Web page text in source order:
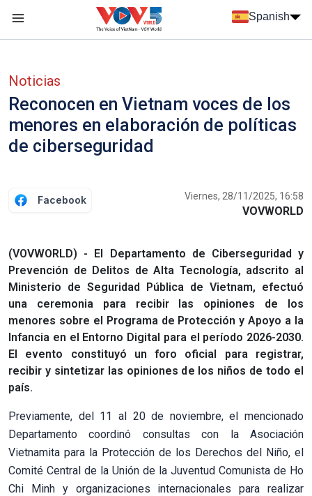
Spanish
Noticias
Reconocen en Vietnam voces de los
menores en elaboración de políticas
de ciberseguridad
Facebook Viernes, 28/11/2025, 16:58
VOVWORLD
(VOVWORLD) - El Departamento de Ciberseguridad y
Prevención de Delitos de Alta Tecnología, adscrito al
Ministerio de Seguridad Pública de Vietnam, efectuó
una ceremonia para recibir las opiniones de los
menores sobre el Programa de Protección y Apoyo a la
Infancia en el Entorno Digital para el período 2026-2030.
El evento constituyó un foro oficial para registrar,
recibir y sintetizar las opiniones de los niños de todo el
país.
Previamente, del 11 al 20 de noviembre, el mencionado
Departamento coordinó consultas con la Asociación
Vietnamita para la Protección de los Derechos del Niño, el
Comité Central de la Unión de la Juventud Comunista de Ho
Chi Minh y organizaciones internacionales para realizar